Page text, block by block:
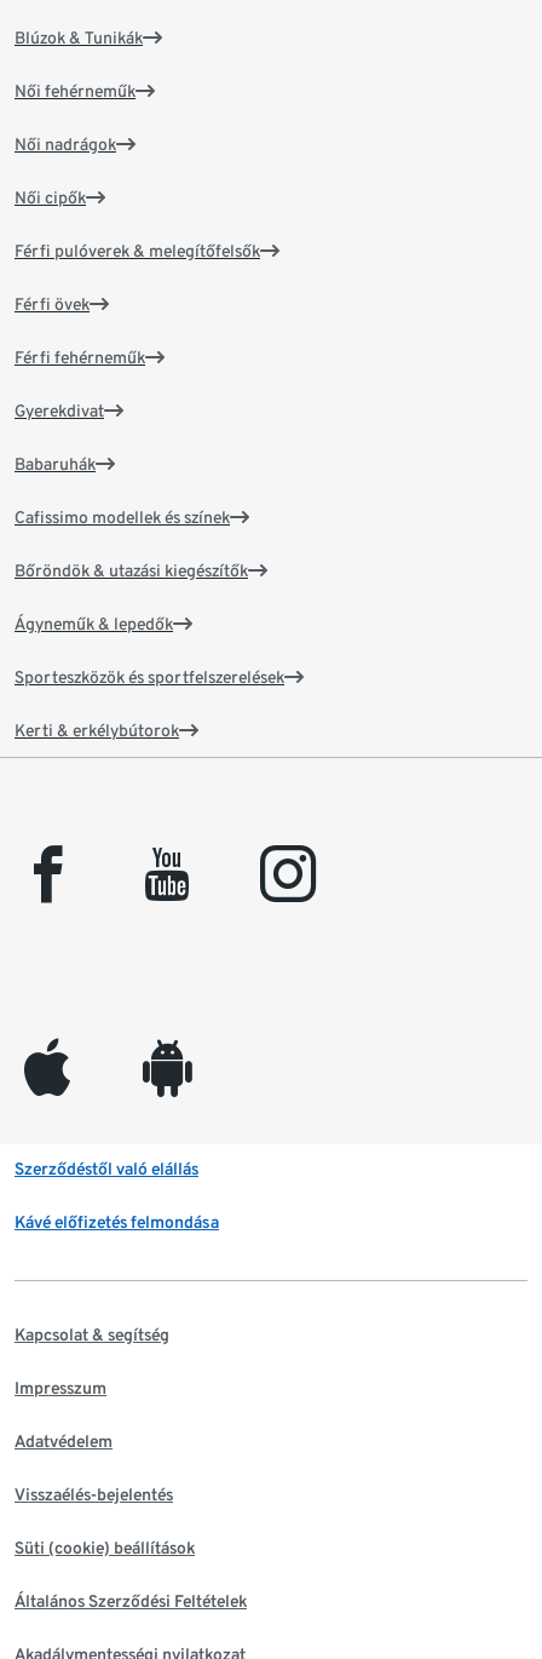
Blúzok & Tunikák
Női fehérneműk
Női nadrágok
Női cipők
Férfi pulóverek & melegítőfelsők
Férfi övek
Férfi fehérneműk
Gyerekdivat
Babaruhák
Cafissimo modellek és színek
Bőröndök & utazási kiegészítők
Ágyneműk & lepedők
Sporteszközök és sportfelszerelések
Kerti & erkélybútorok
facebook youtube instagram
appleinc android
Szerződéstől való elállás
Kávé előfizetés felmondása
Kapcsolat & segítség
Impresszum
Adatvédelem
Visszaélés-bejelentés
Süti (cookie) beállítások
Általános Szerződési Feltételek
Akadálymentességi nyilatkozat